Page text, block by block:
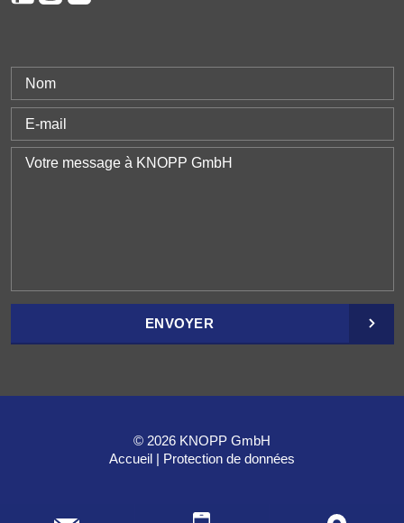
ENVOYER
© 2026 KNOPP GmbH
Accueil
Protection de données